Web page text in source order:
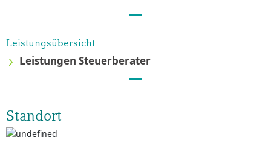
Leistungsübersicht
Leistungen Steuerberater
Standort